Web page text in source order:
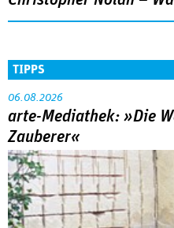
TIPPS
06.08.2026
arte-Mediathek: »Die
Zauberer«